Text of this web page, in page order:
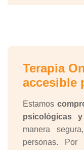
Terapia
accesible
Estamos
psicológicas
manera
personas. Por